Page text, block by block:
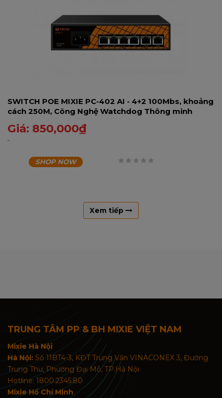
SWITCH POE MIXIE PC-402 AI - 4+2 100Mbs, khoảng
cách 250M, Công Nghệ Watchdog Thông minh
Giá: 850,000₫
SHOP NOW
Xem tiếp
TRUNG TÂM PP & BH MIXIE VIỆT NAM
Mixie Hà Nội
Hà Nội: Số 11BT4-3, KĐT Trung Văn VINACONEX 3, Đường
Trung Thư, Phường Đại Mỗ, TP.Hà Nội
Hotline: 1800.2345.80
Mixie Hồ Chí Minh